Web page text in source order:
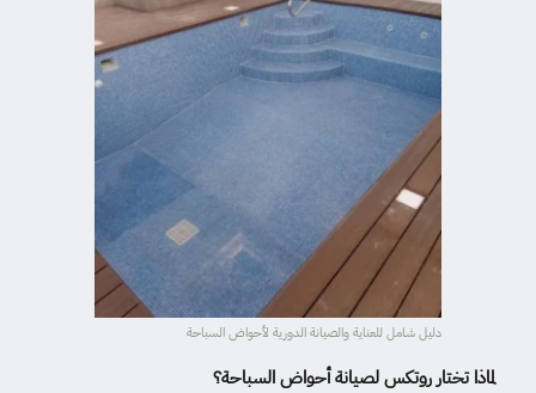
دليل شامل للعناية والصيانة الدورية لأحواض السباحة
لماذا تختار روتكس لصيانة أحواض السباحة؟